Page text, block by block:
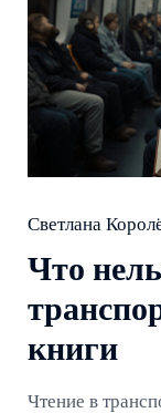
Светлана
Что
книги
Чтение в